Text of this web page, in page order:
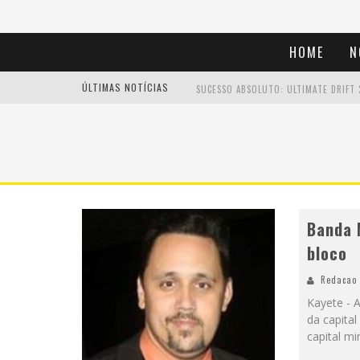
HOME
ÚLTIMAS NOTÍCIAS
Banda
bloco
Redacao
Kayete -
da
capital